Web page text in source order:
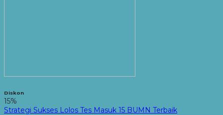
Diskon
15%
Strategi Sukses Lolos Tes Masuk 15 BUMN Terbaik